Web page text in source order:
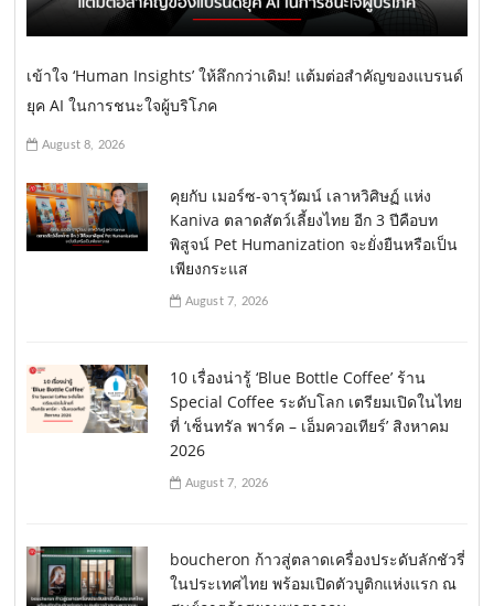
เข้าใจ ‘Human Insights’ ให้ลึกกว่าเดิม! แต้มต่อสำคัญของแบรนด์
ยุค AI ในการชนะใจผู้บริโภค
August 8, 2026
คุยกับ เมอร์ซ-จารุวัฒน์ เลาหวิศิษฏ์ แห่ง
Kaniva ตลาดสัตว์เลี้ยงไทย อีก 3 ปีคือบท
พิสูจน์ Pet Humanization จะยั่งยืนหรือเป็น
เพียงกระแส
August 7, 2026
10 เรื่องน่ารู้ ‘Blue Bottle Coffee’ ร้าน
Special Coffee ระดับโลก เตรียมเปิดในไทย
ที่ ‘เซ็นทรัล พาร์ค – เอ็มควอเทียร์’ สิงหาคม
2026
August 7, 2026
boucheron ก้าวสู่ตลาดเครื่องประดับลักชัวรี่
ในประเทศไทย พร้อมเปิดตัวบูติกแห่งแรก ณ